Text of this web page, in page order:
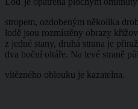
stropem, ozdobeným několika
lodě jsou rozmístěny obrazy
z jedné stany, druhá strana je
dva boční oltáře. Na levé straně
vítězného oblouku je kazatelna.